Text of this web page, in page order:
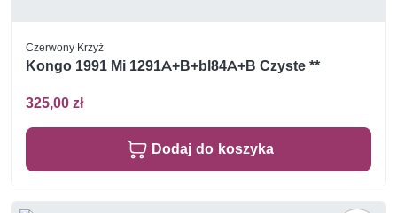
Czerwony Krzyż
Kongo 1991 Mi 1291A+B+bl84A+B Czyste **
325,00 zł
Dodaj do koszyka